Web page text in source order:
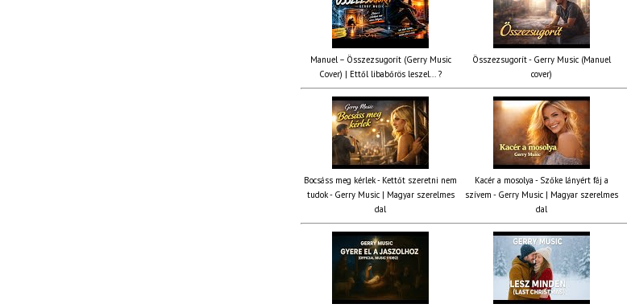
Manuel – Összezsugorít (Gerry Music
Cover) | Ettől libabőrös leszel... ?
Összezsugorít - Gerry Music (Manuel
cover)
Bocsáss meg kérlek - Kettőt szeretni nem
tudok - Gerry Music | Magyar szerelmes
dal
Kacér a mosolya - Szőke lányért fáj a
szívem - Gerry Music | Magyar szerelmes
dal